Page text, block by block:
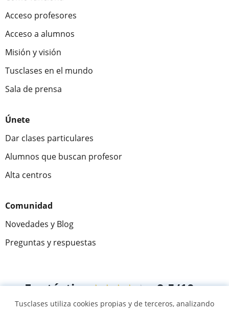
Acceso profesores
Acceso a alumnos
Misión y visión
Tusclases en el mundo
Sala de prensa
Únete
Dar clases particulares
Alumnos que buscan profesor
Alta centros
Comunidad
Novedades y Blog
Preguntas y respuestas
Fantástica★★★★★ 9,5/10
Tusclases utiliza cookies propias y de terceros, analizando